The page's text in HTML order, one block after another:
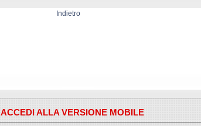
Indietro
ACCEDI ALLA VERSIONE MOBILE